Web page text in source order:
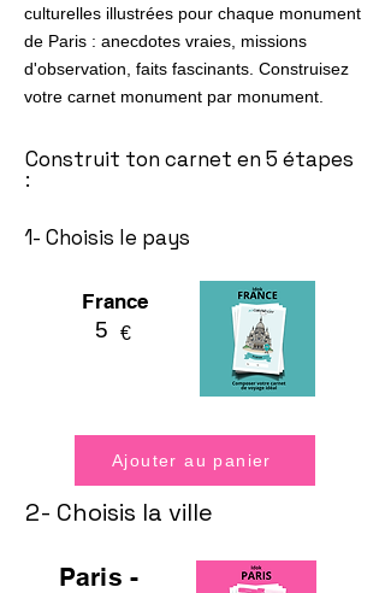
culturelles illustrées pour chaque monument
de Paris : anecdotes vraies, missions
d'observation, faits fascinants. Construisez
votre carnet monument par monument.
Construit ton carnet en 5 étapes
:
1- Choisis le pays
France
5 €
Ajouter au panier
2- Choisis la ville
Paris -